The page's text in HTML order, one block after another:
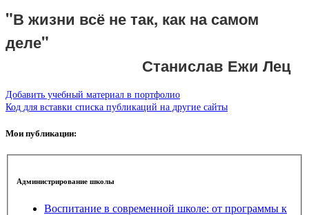
"В жизни всё не так, как на самом
деле"
Станислав Ежи Лец
Добавить учебный материал в портфолио
Код для вставки списка публикаций на другие сайты
Мои публикации:
Администрирование школы
Воспитание в современной школе: от программы к